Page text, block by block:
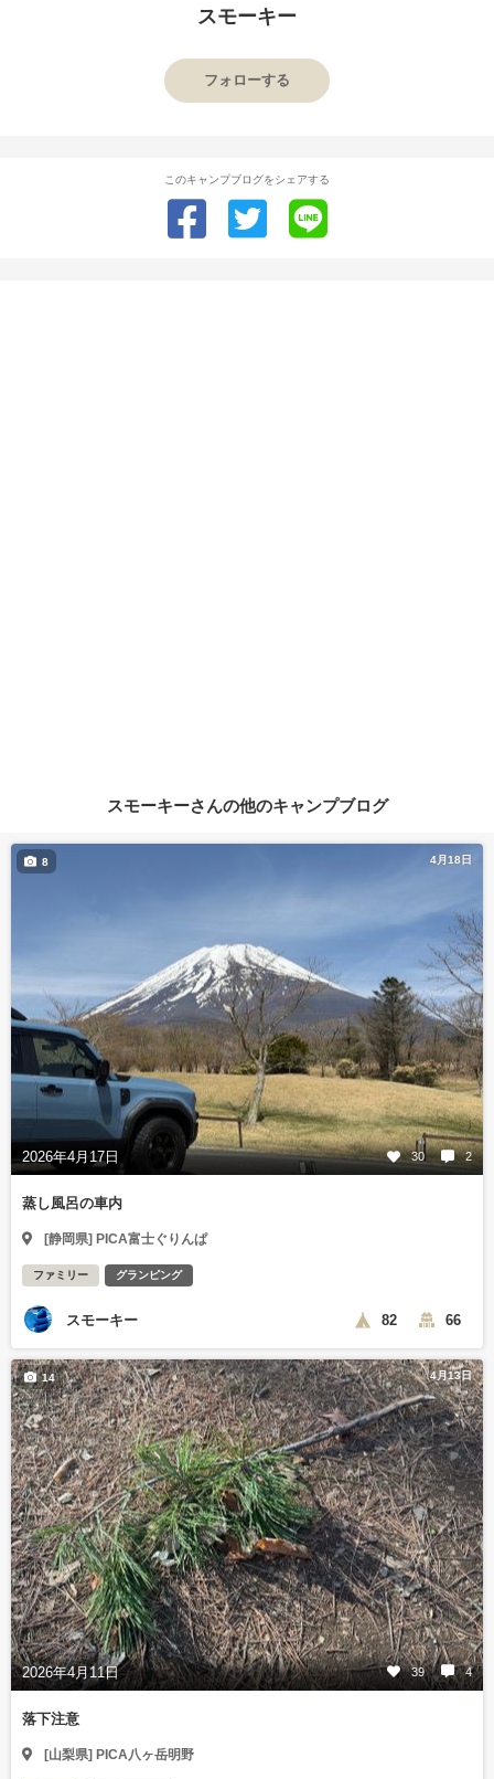
スモーキー
フォローする
このキャンプブログをシェアする
スモーキーさんの他のキャンプブログ
4月18日
2026年4月17日 30 2
8
蒸し風呂の車内
[静岡県] PICA富士ぐりんぱ
ファミリー グランピング
スモーキー 82 66
4月13日
2026年4月11日 39 4
14
落下注意
[山梨県] PICA八ヶ岳明野